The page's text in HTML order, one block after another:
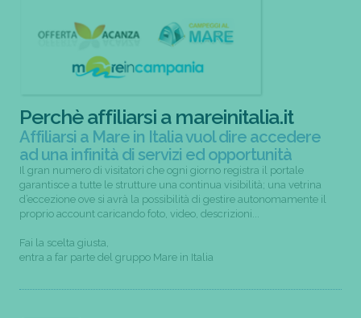
Perchè affiliarsi a mareinitalia.it
Affiliarsi a Mare in Italia vuol dire accedere
ad una infinità di servizi ed opportunità
Il gran numero di visitatori che ogni giorno registra il portale
garantisce a tutte le strutture una continua visibilità; una vetrina
d’eccezione ove si avrà la possibilità di gestire autonomamente il
proprio account caricando foto, video, descrizioni...
Fai la scelta giusta,
entra a far parte del gruppo Mare in Italia